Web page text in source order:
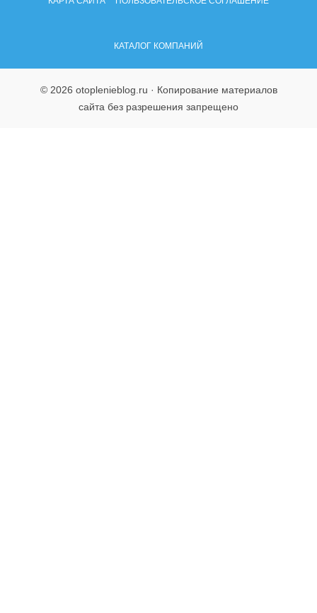
КАТАЛОГ КОМПАНИЙ
© 2026 otoplenieblog.ru · Копирование материалов
сайта без разрешения запрещено